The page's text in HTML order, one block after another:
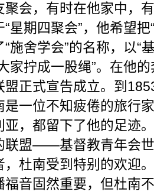
聚会，有时在他家中，
“星期四聚会”，他希望
“施舍学会”的名称，以“
家拧成一股绳”。在他
盟正式宣告成立。到
位不知疲倦的旅行家
亚，都留下了他的足迹
联盟——基督教青年会
，杜南受到特别的欢迎。
固然重要，但杜南不